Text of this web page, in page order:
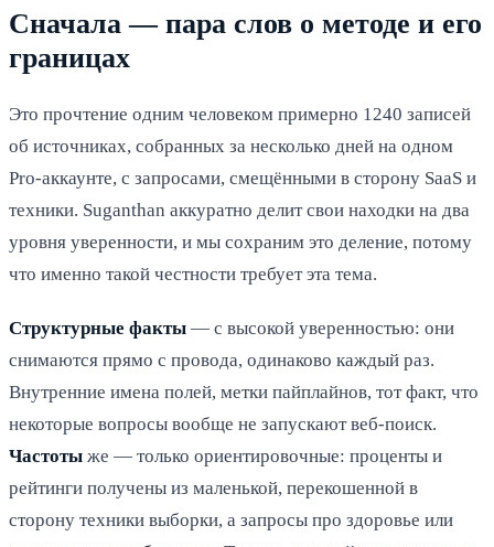
Сначала — пара слов о методе и его
границах
Это прочтение одним человеком примерно 1240 записей
об источниках, собранных за несколько дней на одном
Pro-аккаунте, с запросами, смещёнными в сторону SaaS и
техники. Suganthan аккуратно делит свои находки на два
уровня уверенности, и мы сохраним это деление, потому
что именно такой честности требует эта тема.
Структурные факты — с высокой уверенностью: они
снимаются прямо с провода, одинаково каждый раз.
Внутренние имена полей, метки пайплайнов, тот факт, что
некоторые вопросы вообще не запускают веб-поиск.
Частоты же — только ориентировочные: проценты и
рейтинги получены из маленькой, перекошенной в
сторону техники выборки, а запросы про здоровье или